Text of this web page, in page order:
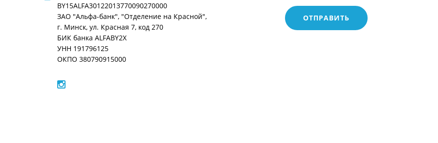
BY15ALFA30122013770090270000
ЗАО "Альфа-банк", "Отделение на Красной",
г. Минск, ул. Красная 7, код 270
БИК банка ALFABY2X
УНН 191796125
ОКПО 380790915000